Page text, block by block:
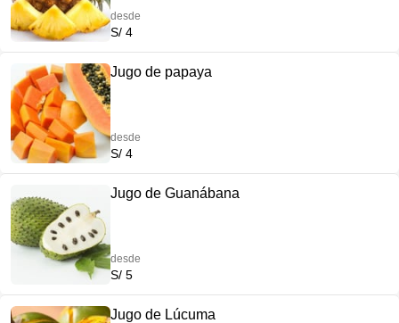
desde
S/ 4
Jugo de papaya
desde
S/ 4
Jugo de Guanábana
desde
S/ 5
Jugo de Lúcuma